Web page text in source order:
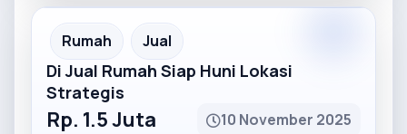
Partner Ad
Rumah Jual
Di Jual Rumah Siap Huni Lokasi
Strategis
Rp. 1.5 Juta
10 November 2025